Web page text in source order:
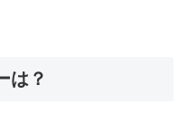
は？